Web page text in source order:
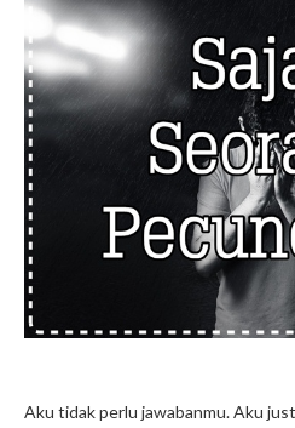
Aku tidak perlu jawabanmu. Aku